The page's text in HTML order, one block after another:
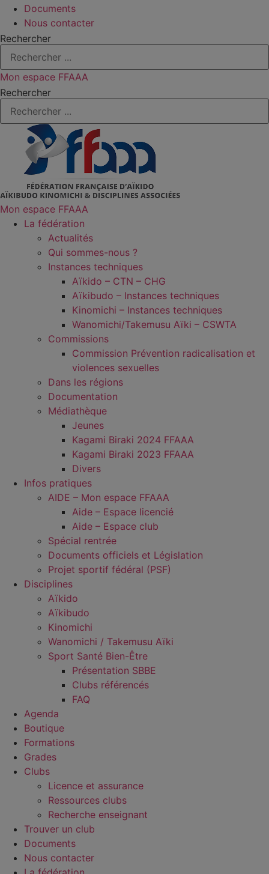
Documents
Nous contacter
Rechercher
Mon espace FFAAA
Rechercher
Mon espace FFAAA
La fédération
Actualités
Qui sommes-nous ?
Instances techniques
Aïkido – CTN – CHG
Aïkibudo – Instances techniques
Kinomichi – Instances techniques
Wanomichi/Takemusu Aïki – CSWTA
Commissions
Commission Prévention radicalisation et
violences sexuelles
Dans les régions
Documentation
Médiathèque
Jeunes
Kagami Biraki 2024 FFAAA
Kagami Biraki 2023 FFAAA
Divers
Infos pratiques
AIDE – Mon espace FFAAA
Aide – Espace licencié
Aide – Espace club
Spécial rentrée
Documents officiels et Législation
Projet sportif fédéral (PSF)
Disciplines
Aïkido
Aïkibudo
Kinomichi
Wanomichi / Takemusu Aïki
Sport Santé Bien-Être
Présentation SBBE
Clubs référencés
FAQ
Agenda
Boutique
Formations
Grades
Clubs
Licence et assurance
Ressources clubs
Recherche enseignant
Trouver un club
Documents
Nous contacter